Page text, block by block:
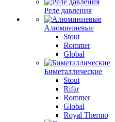
Реле давления
Алюминиевые
Stout
Rommer
Global
Биметаллические
Stout
Rifar
Rommer
Global
Royal Thermo